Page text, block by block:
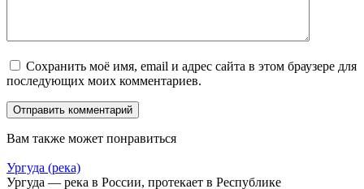
Сохранить моё имя, email и адрес сайта в этом браузере для
последующих моих комментариев.
Вам также может понравиться
Ургуда (река)
Ургуда — река в России, протекает в Республике